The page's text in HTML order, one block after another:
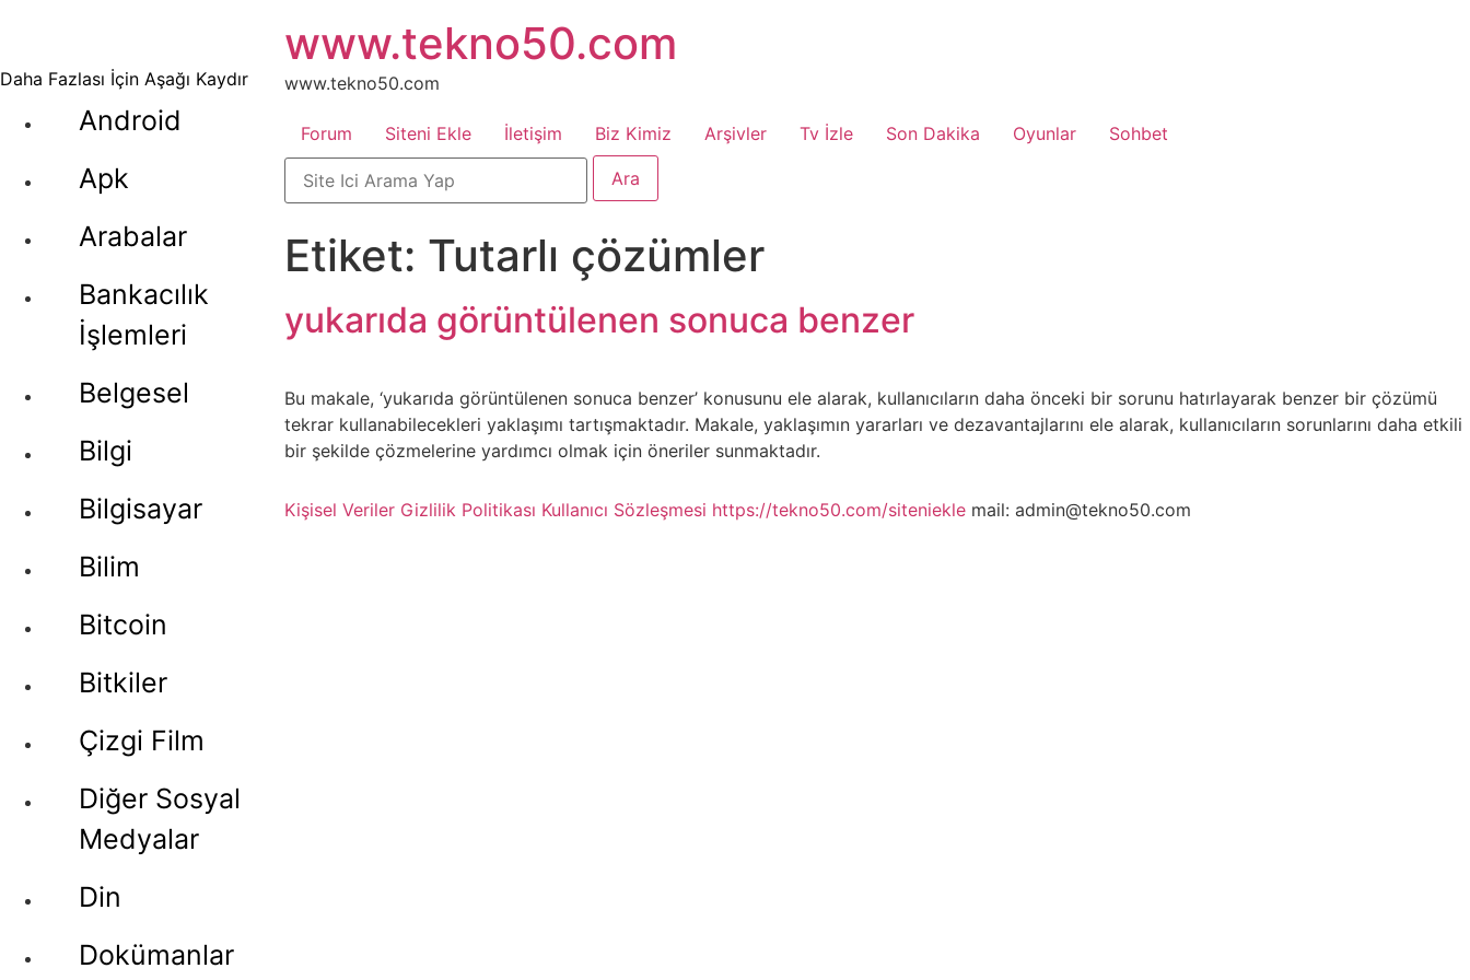
Daha Fazlası İçin Aşağı Kaydır
Android
Apk
Arabalar
Bankacılık
İşlemleri
Belgesel
Bilgi
Bilgisayar
Bilim
Bitcoin
Bitkiler
Çizgi Film
Diğer Sosyal
Medyalar
Din
Dokümanlar
atla
www.tekno50.com
www.tekno50.com
Forum Siteni Ekle İletişim Biz Kimiz Arşivler Tv İzle Son Dakika Oyunlar Sohbet
Etiket: Tutarlı çözümler
yukarıda görüntülenen sonuca benzer
Bu makale, ‘yukarıda görüntülenen sonuca benzer’ konusunu ele alarak, kullanıcıların daha önceki bir sorunu hatırlayarak benzer bir çözümü
tekrar kullanabilecekleri yaklaşımı tartışmaktadır. Makale, yaklaşımın yararları ve dezavantajlarını ele alarak, kullanıcıların sorunlarını daha etkili
bir şekilde çözmelerine yardımcı olmak için öneriler sunmaktadır.
Kişisel Veriler Gizlilik Politikası Kullanıcı Sözleşmesi https://tekno50.com/siteniekle mail: admin@tekno50.com